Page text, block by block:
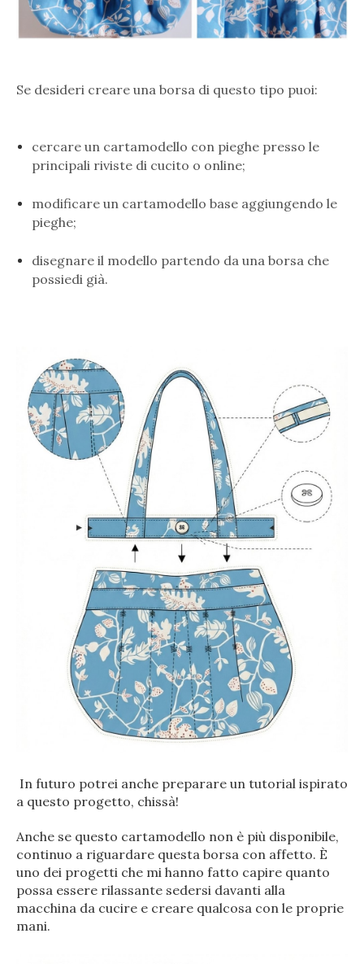
Se desideri creare una borsa di questo tipo puoi:
cercare un cartamodello con pieghe presso le
principali riviste di cucito o online;
modificare un cartamodello base aggiungendo le
pieghe;
disegnare il modello partendo da una borsa che
possiedi già.
In futuro potrei anche preparare un tutorial ispirato
a questo progetto, chissà!
Anche se questo cartamodello non è più disponibile,
continuo a riguardare questa borsa con affetto. È
uno dei progetti che mi hanno fatto capire quanto
possa essere rilassante sedersi davanti alla
macchina da cucire e creare qualcosa con le proprie
mani.